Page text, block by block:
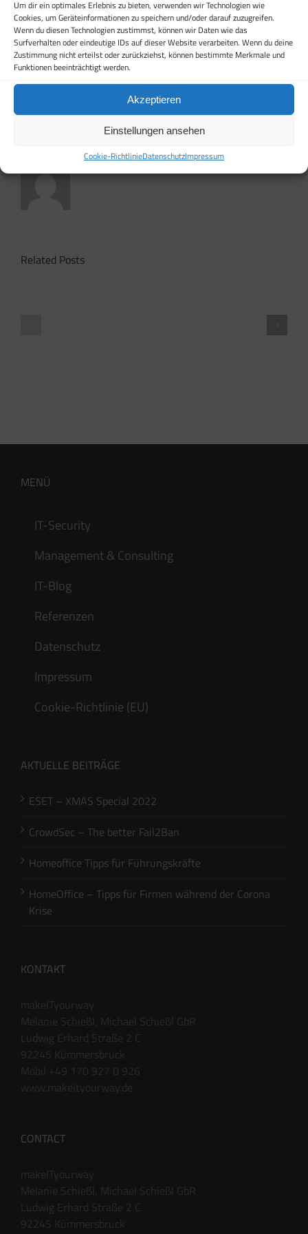
Um dir ein optimales Erlebnis zu bieten, verwenden wir Technologien wie
Cookies, um Geräteinformationen zu speichern und/oder darauf zuzugreifen.
Wenn du diesen Technologien zustimmst, können wir Daten wie das
Surfverhalten oder eindeutige IDs auf dieser Website verarbeiten. Wenn du deine
Zustimmung nicht erteilst oder zurückziehst, können bestimmte Merkmale und
Funktionen beeinträchtigt werden.
Akzeptieren
Einstellungen ansehen
Cookie-RichtlinieDatenschutzImpressum
Share This Story, Choose Your Platform!
About the Author:Mike Schiessl
Related Posts
“Couldn’t
MENÜ
IT-Security
Management & Consulting
IT-Blog
Referenzen
Datenschutz
Impressum
Cookie-Richtlinie (EU)
AKTUELLE BEITRÄGE
ESET – XMAS Special 2022
CrowdSec – The better Fail2Ban
Homeoffice Tipps für Führungskräfte
HomeOffice – Tipps für Firmen während der Corona
Krise
KONTAKT
makeITyourway
Melanie Schießl, Michael Schießl GbR
Ludwig Erhard Straße 2 C
92245 Kümmersbruck
Mobil +49 170 927 0 926
www.makeityourway.de
CONTACT
makeITyourway
Melanie Schießl, Michael Schießl GbR
Ludwig Erhard Straße 2 C
92245 Kümmersbruck